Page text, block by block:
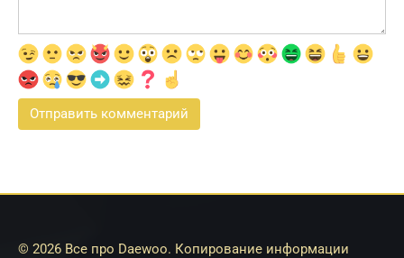
© 2026 Все про Daewoo. Копирование информации